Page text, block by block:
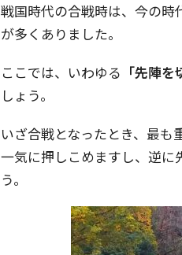
戦国時代の合戦時は、今の時
が多くありました。
ここでは、いわゆる 「先陣を
しょう。
いざ合戦となったとき、最も
一気に押しこめますし、逆に
う。